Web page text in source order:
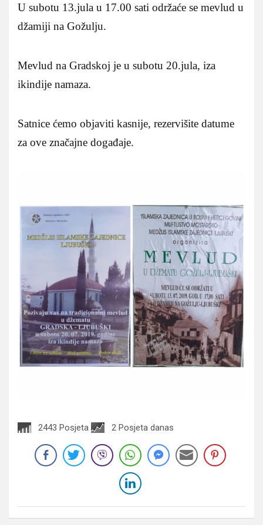
U subotu 13.jula u 17.00 sati održaće se mevlud u
džamiji na Gožulju.
Mevlud na Gradskoj je u subotu 20.jula, iza
ikindije namaza.
Satnice ćemo objaviti kasnije, rezervišite datume
za ove značajne događaje.
2443 Posjeta 2 Posjeta danas